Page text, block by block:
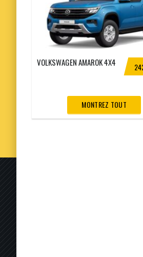
VOLKSWAGEN AMAROK 4X4
MONTREZ TOUT